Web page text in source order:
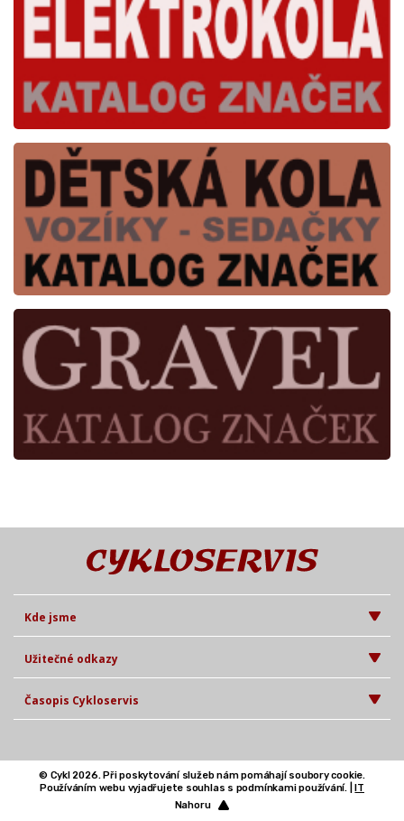
Kde jsme
Užitečné odkazy
Časopis Cykloservis
© Cykl 2026. Při poskytování služeb nám pomáhají soubory cookie.
Používáním webu vyjadřujete souhlas s podmínkami používání. |
IT
Nahoru